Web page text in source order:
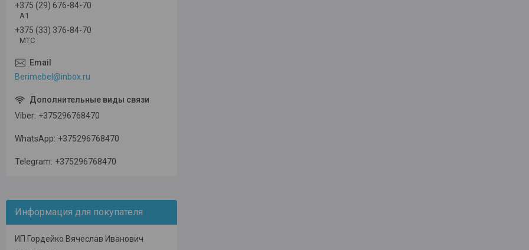
+375 (29) 676-84-70
А1
+375 (33) 376-84-70
МТС
Berimebel@inbox.ru
Viber +375296768470
WhatsApp +375296768470
Telegram +375296768470
Информация для покупателя
ИП Гордейко Вячеслав Иванович